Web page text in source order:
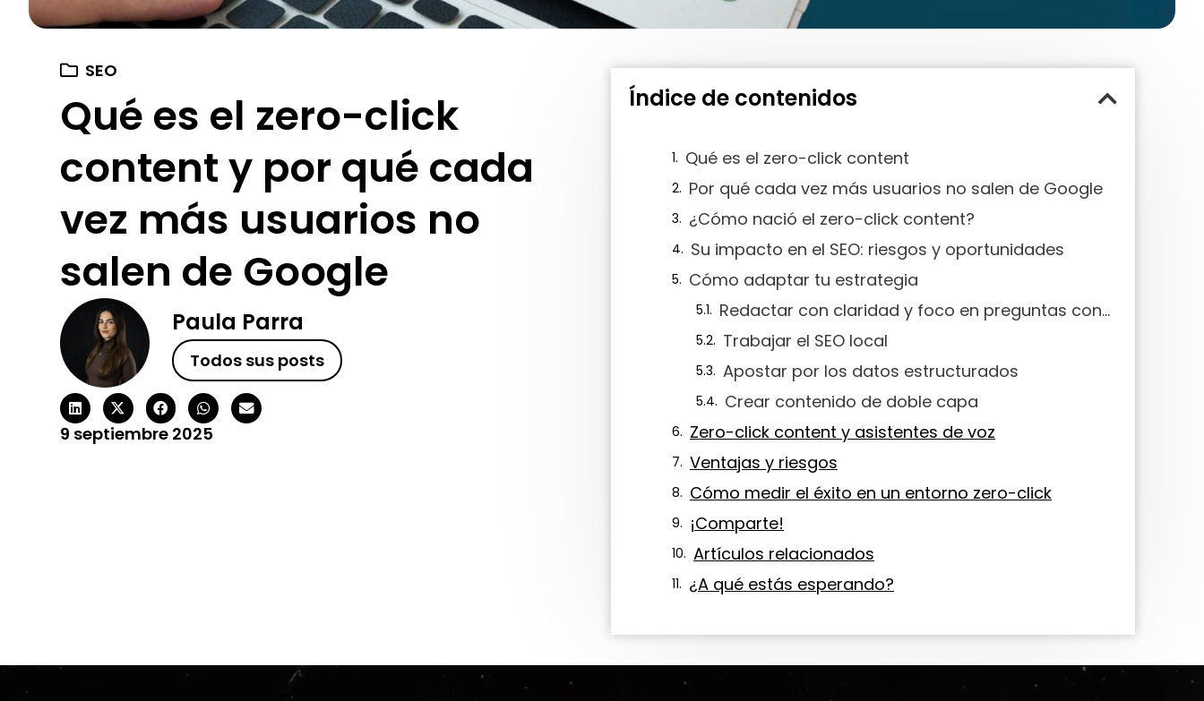
SEO
Qué es el zero-click
content y por qué cada
vez más usuarios no
salen de Google
Paula Parra
Todos sus posts
9 septiembre 2025
Índice de contenidos
Qué es el zero-click content
Por qué cada vez más usuarios no salen de Google
¿Cómo nació el zero-click content?
Su impacto en el SEO: riesgos y oportunidades
Cómo adaptar tu estrategia
Redactar con claridad y foco en preguntas concretas
Trabajar el SEO local
Apostar por los datos estructurados
Crear contenido de doble capa
Zero-click content y asistentes de voz
Ventajas y riesgos
Cómo medir el éxito en un entorno zero-click
¡Comparte!
Artículos relacionados
¿A qué estás esperando?